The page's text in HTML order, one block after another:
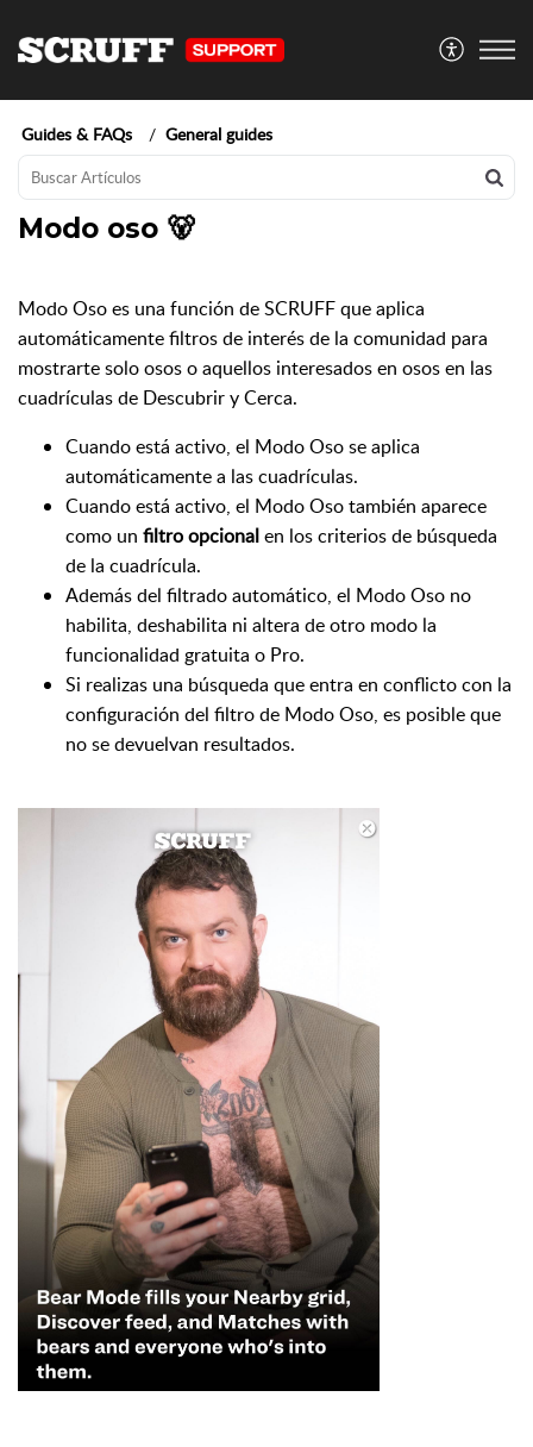
Guides & FAQs General guides
Modo oso 🐻
Modo Oso es una función de SCRUFF que aplica
automáticamente filtros de interés de la comunidad para
mostrarte solo osos o aquellos interesados en osos en las
cuadrículas de Descubrir y Cerca.
Cuando está activo, el Modo Oso se aplica
automáticamente a las cuadrículas.
Cuando está activo, el Modo Oso también aparece
como un filtro opcionalen los criterios de búsqueda
de la cuadrícula.
Además del filtrado automático, el Modo Oso no
habilita, deshabilita ni altera de otro modo la
funcionalidad gratuita o Pro.
Si realizas una búsqueda que entra en conflicto con la
configuración del filtro de Modo Oso, es posible que
no se devuelvan resultados.